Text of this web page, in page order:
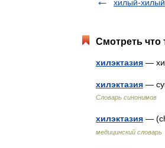
хилый-хилый
Смотреть что
хилэктазия —
хилэктазия —
Словарь синонимов
хилэктазия —
медицинский словарь